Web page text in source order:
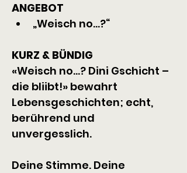
ANGEBOT
„Weisch no...?“
KURZ & BÜNDIG
«Weisch no...? Dini Gschicht –
die bliibt!» bewahrt
Lebensgeschichten; echt,
berührend und
unvergesslich.
Deine Stimme. Deine